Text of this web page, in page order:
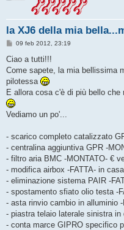
la XJ6 della mia
M
s
a
g
i
o
09 feb 2012, 23:19
Ciao a tutti!!!
Come sapete, la mia bellissima
pilotessa
E allora cosa c'è di più bello
Vediamo un po'...
- scarico completo catalizzato
- centralina aggiuntiva GPR -
- filtro aria BMC -MONTATO- €
- modifica airbox -FATTA- in casa
- eliminazione sistema PAIR -
- spostamento sfiato olio testa -
- asta rinvio cambio in alluminio
- piastra telaio laterale sinistra in
- conta marce GIPRO specifico